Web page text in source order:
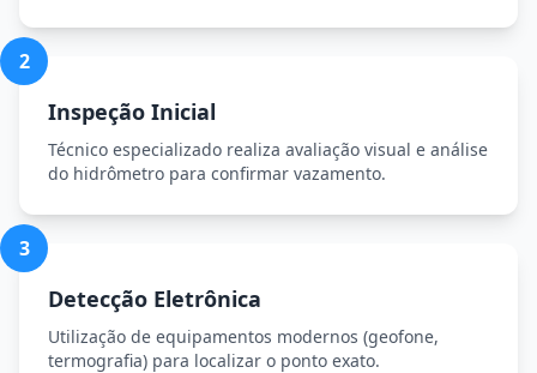
2
Inspeção Inicial
Técnico especializado realiza avaliação visual e análise
do hidrômetro para confirmar vazamento.
3
Detecção Eletrônica
Utilização de equipamentos modernos (geofone,
termografia) para localizar o ponto exato.